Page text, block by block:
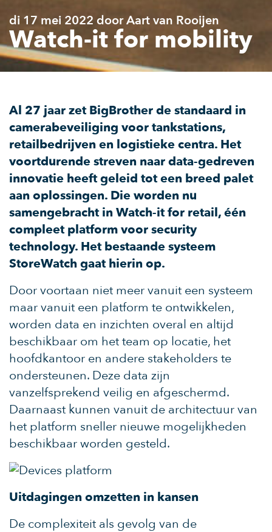
di 17 mei 2022 door Aart van Rooijen
Watch-it for mobility
Al 27 jaar zet BigBrother de standaard in
camerabeveiliging voor tankstations,
retailbedrijven en logistieke centra. Het
voortdurende streven naar data-gedreven
innovatie heeft geleid tot een breed palet
aan oplossingen. Die worden nu
samengebracht in Watch-it for retail, één
compleet platform voor security
technology. Het bestaande systeem
StoreWatch gaat hierin op.
Door voortaan niet meer vanuit een systeem
maar vanuit een platform te ontwikkelen,
worden data en inzichten overal en altijd
beschikbaar om het team op locatie, het
hoofdkantoor en andere stakeholders te
ondersteunen. Deze data zijn
vanzelfsprekend veilig en afgeschermd.
Daarnaast kunnen vanuit de architectuur van
het platform sneller nieuwe mogelijkheden
beschikbaar worden gesteld.
Uitdagingen omzetten in kansen
De complexiteit als gevolg van de